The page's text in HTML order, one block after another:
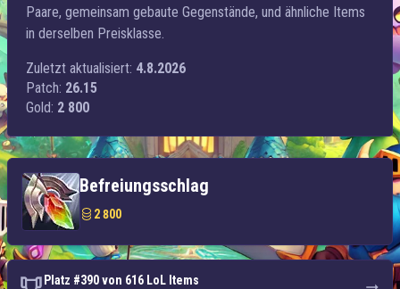
Paare, gemeinsam gebaute Gegenstände, und ähnliche Items
in derselben Preisklasse.
Zuletzt aktualisiert: 4.8.2026
Patch: 26.15
Gold: 2 800
Befreiungsschlag
2 800
Platz #390 von 616 LoL Items